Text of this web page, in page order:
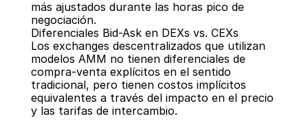
más ajustados durante las horas pico de
negociación.
Diferenciales Bid-Ask en DEXs vs. CEXs
Los exchanges descentralizados que utilizan
modelos AMM no tienen diferenciales de
compra-venta explícitos en el sentido
tradicional, pero tienen costos implícitos
equivalentes a través del impacto en el precio
y las tarifas de intercambio.